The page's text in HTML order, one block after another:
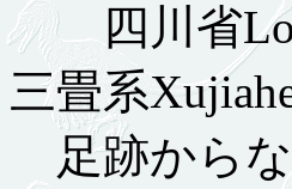
四川省
三畳系
足跡から